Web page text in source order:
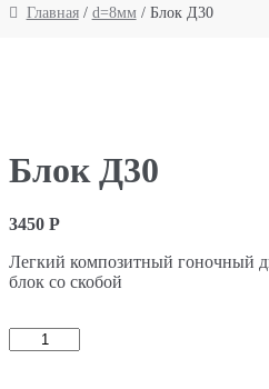
Главная/ d=8мм/ Блок Д30
Блок Д30
3450 Р
Легкий композитный гоночный
блок со скобой
Количество